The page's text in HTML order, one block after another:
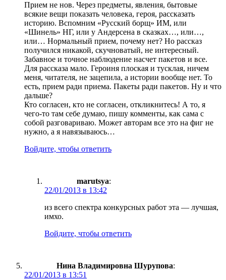
Прием не нов. Через предметы, явления, бытовые
всякие вещи показать человека, героя, рассказать
историю. Вспомним «Русский борщ» ИМ, или
«Шинель» НГ, или у Андерсена в сказках…, или…,
или… Нормальный прием, почему нет? Но рассказ
получился никакой, скучноватый, не интересный.
Забавное и точное наблюдение насчет пакетов и все.
Для рассказа мало. Героиня плоская и тусклая, ничем
меня, читателя, не зацепила, а истории вообще нет. То
есть, прием ради приема. Пакеты ради пакетов. Ну и что
дальше?
Кто согласен, кто не согласен, откликнитесь! А то, я
чего-то там себе думаю, пишу комменты, как сама с
собой разговариваю. Может авторам все это на фиг не
нужно, а я навязываюсь…
Войдите, чтобы ответить
marutsya:
22/01/2013 в 13:42
из всего спектра конкурсных работ эта — лучшая,
имхо.
Войдите, чтобы ответить
Нина Владимировна Шурупова:
22/01/2013 в 13:51